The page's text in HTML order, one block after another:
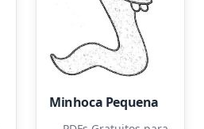
Minhoca Pequena